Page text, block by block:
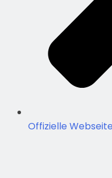
Offizielle